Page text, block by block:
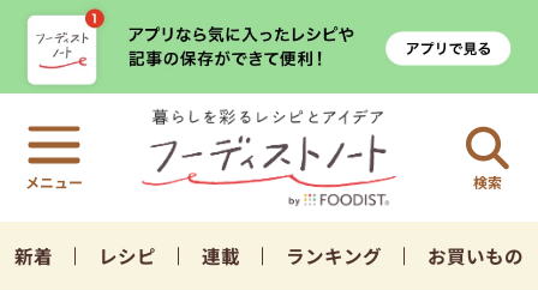
検索
新着 レシピ 連載 ランキング お買いもの